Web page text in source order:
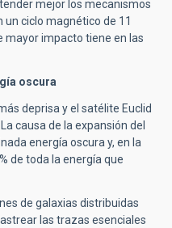
mejor los mecanismos
un ciclo magnético de 11
impacto tiene en las
oscura
deprisa y el satélite Euclid
causa de la expansión del
energía oscura y, en la
de toda la energía que
de galaxias distribuidas
las trazas esenciales